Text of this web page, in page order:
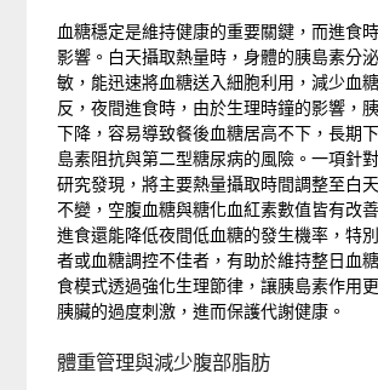
血糖穩定是維持健康的重要關鍵，而進食
影響。白天攝取熱量時，身體的胰島素分
敏，能迅速將血糖送入細胞利用，減少血
反，夜間進食時，由於生理時鐘的影響，
下降，容易導致餐後血糖居高不下，長期
島素阻抗與第二型糖尿病的風險。一項針
研究發現，將主要熱量攝取時間調整至白
不變，空腹血糖與糖化血紅素數值皆有改
進食還能降低夜間低血糖的發生機率，特
者或血糖調控不佳者，有助於維持整日血
食模式透過強化生理節律，讓胰島素作用
胰臟的過度刺激，進而保護代謝健康。
體重管理與減少腹部脂肪